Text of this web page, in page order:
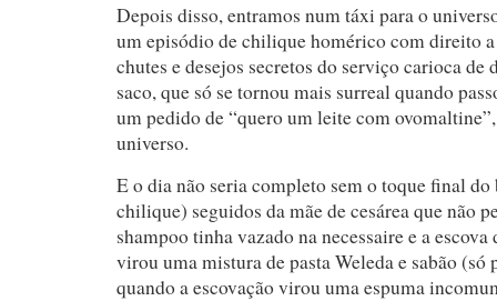
Depois disso, entramos num táxi para o
um episódio de chilique homérico com direito
chutes e desejos secretos do serviço carioca
saco, que só se tornou mais surreal quando
um pedido de “quero um leite com
universo.
E o dia não seria completo sem o toque final
chilique) seguidos da mãe de cesárea que não
shampoo tinha vazado na necessaire e a
virou uma mistura de pasta Weleda e sabão (só
quando a escovação virou uma espuma